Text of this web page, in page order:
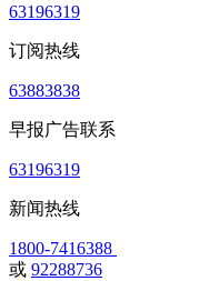
63196319
订阅热线
63883838
早报广告联系
63196319
新闻热线
1800-7416388
或 92288736